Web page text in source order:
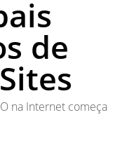
de
na Internet começa